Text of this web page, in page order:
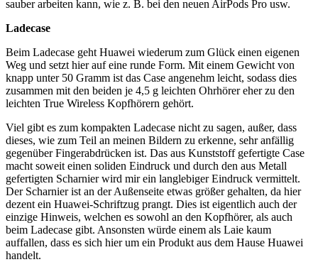
sauber arbeiten kann, wie z. B. bei den neuen AirPods Pro usw.
Ladecase
Beim Ladecase geht Huawei wiederum zum Glück einen eigenen
Weg und setzt hier auf eine runde Form. Mit einem Gewicht von
knapp unter 50 Gramm ist das Case angenehm leicht, sodass dies
zusammen mit den beiden je 4,5 g leichten Ohrhörer eher zu den
leichten True Wireless Kopfhörern gehört.
Viel gibt es zum kompakten Ladecase nicht zu sagen, außer, dass
dieses, wie zum Teil an meinen Bildern zu erkenne, sehr anfällig
gegenüber Fingerabdrücken ist. Das aus Kunststoff gefertigte Case
macht soweit einen soliden Eindruck und durch den aus Metall
gefertigten Scharnier wird mir ein langlebiger Eindruck vermittelt.
Der Scharnier ist an der Außenseite etwas größer gehalten, da hier
dezent ein Huawei-Schriftzug prangt. Dies ist eigentlich auch der
einzige Hinweis, welchen es sowohl an den Kopfhörer, als auch
beim Ladecase gibt. Ansonsten würde einem als Laie kaum
auffallen, dass es sich hier um ein Produkt aus dem Hause Huawei
handelt.